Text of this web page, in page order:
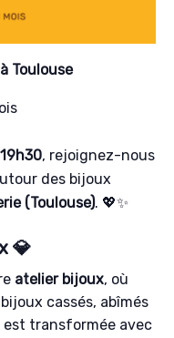
Toulouse
, rejoignez-nous
des bijoux
(Toulouse). 💖✨
💎
atelier bijoux, où
cassés, abîmés
est transformée avec